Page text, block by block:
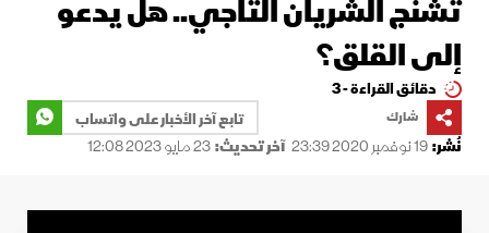
تشنج الشريان التاجي.. هل يدعو
إلى القلق؟
دقائق القراءة - 3
شارك
تابع آخر الأخبار على واتساب
نُشر:19 نوفمبر 2020 23:39 آخر تحديث:23 مايو 2023 12:08